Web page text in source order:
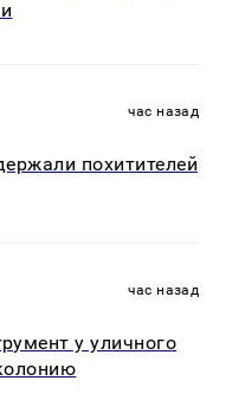
час назад
похитителей
час назад
у уличного